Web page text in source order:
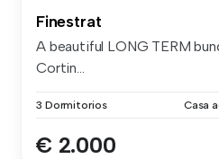
Finestrat
A beautiful LONG TERM
Cortin...
3 Dormitorios Casa
€ 2.000